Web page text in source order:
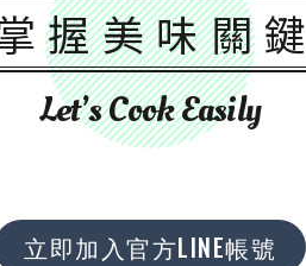
握美味關鍵
Let’s Cook Easily
立即加入官方LINE帳號